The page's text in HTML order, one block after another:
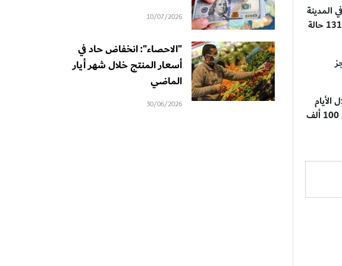
المدينة
مازالت مرتفعة لغاية الآن. مشيراً إلى أنه تم تسجيل 112 إصابة جديدة، يوم أمس السبت، وأن هناك أكثر من 1319 حالة
الثلاثة الماضية، كاشفاً عن أنّ الهدف الذي تم تحديده لفتح المرافق في مدينة القدس هو أن يتلقى الوصول إلى 100 ألف
10/07/2026
"الاحصاء": انخفاض حاد في
أسعار المنتج خلال شهر أيار
الماضي
30/06/2026